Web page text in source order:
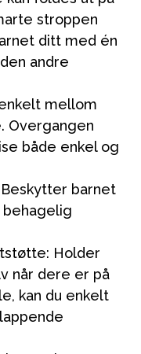
stroppen
ditt med én
andre
mellom
Overgangen
både enkel og
Beskytter barnet
Holder
når dere er på
kan du enkelt